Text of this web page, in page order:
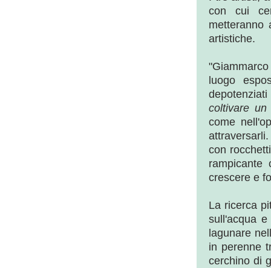
con cui
metteranno
artistiche.
luogo
coltivare
come
con
rampicante
crescere e
La ricerca
sull'acqua
lagunare
in perenne
cerchino di